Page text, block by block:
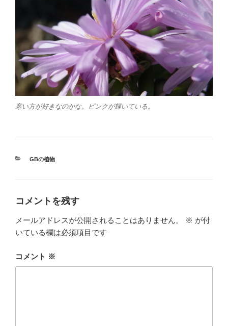
寒い方が好きなのかな。ピンクが輝いている。
カ
GBの植物
コメントを残す
メールアドレスが公開されることはありません。 ※ が付
いている欄は必須項目です
コメント ※